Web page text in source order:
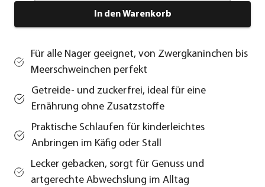
In den Warenkorb
Für alle Nager geeignet, von Zwergkaninchen bis
Meerschweinchen perfekt
Getreide- und zuckerfrei, ideal für eine
Ernährung ohne Zusatzstoffe
Praktische Schlaufen für kinderleichtes
Anbringen im Käfig oder Stall
Lecker gebacken, sorgt für Genuss und
artgerechte Abwechslung im Alltag